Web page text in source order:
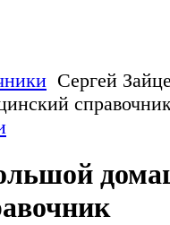
Сергей